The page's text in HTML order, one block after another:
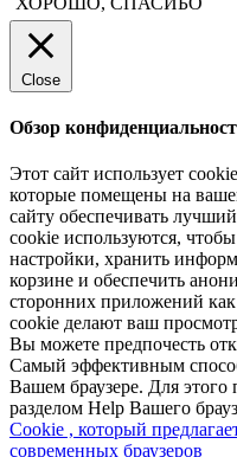
Close
Обзор
Этот сайт использует
которые помещены на
сайту обеспечивать
cookie используются,
настройки, хранить
корзине и обеспечить
сторонних приложений
cookie делают ваш
Вы можете предпочесть
Самый эффективным
Вашем браузере. Для этого
разделом Help Вашего
Cookie , который
современных браузеров